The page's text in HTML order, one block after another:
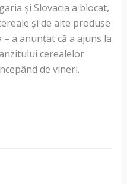
și Slovacia a blocat,
și de alte produse
a anunțat că a ajuns la
cerealelor
de vineri.